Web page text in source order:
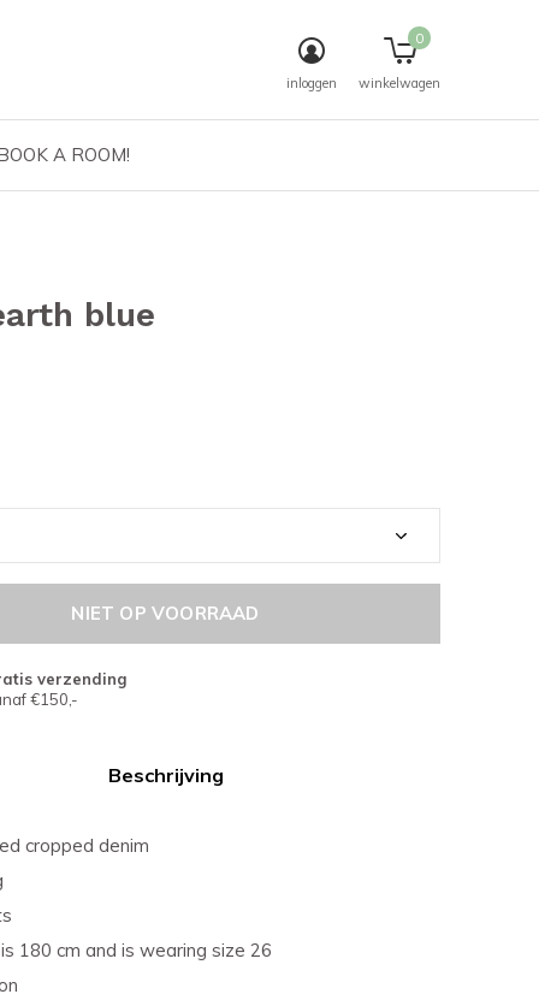
A ROOM!
inloggen winkelwagen
0
blue
NIET OP VOORRAAD
verzending
€150,-
Beschrijving
cropped denim
180 cm and is wearing size 26